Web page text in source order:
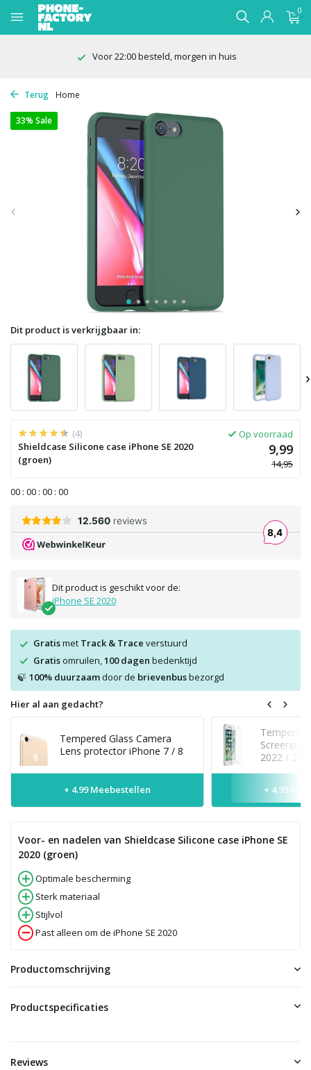
0
Voor 22:00 besteld, morgen in huis
Terug Home
33% Sale
Dit product is verkrijgbaar in:
›
(4)
Shieldcase Silicone case iPhone SE 2020
(groen)
Op voorraad
9,99
14,95
00 : 00 : 00 : 00
Dit product is geschikt voor de:
iPhone SE 2020
Gratismet Track & Trace verstuurd
Gratisomruilen, 100 dagen bedenktijd
🍃 100% duurzaamdoor de brievenbusbezorgd
Hier al aan gedacht?
Tempered Glass Camera
Lens protector iPhone 7 / 8
+ 4.99 Meebestellen
Tempered
2022 /
+ 4.99
Voor- en nadelen van Shieldcase Silicone case iPhone SE
2020 (groen)
Optimale bescherming
Sterk materiaal
Stijlvol
Past alleen om de iPhone SE 2020
Productomschrijving
Productspecificaties
Reviews